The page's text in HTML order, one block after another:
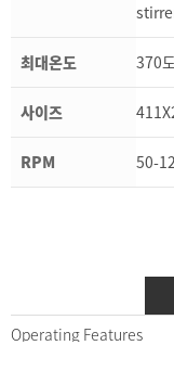
최대온도 370도
사이즈
RPM 50-
Operating Features